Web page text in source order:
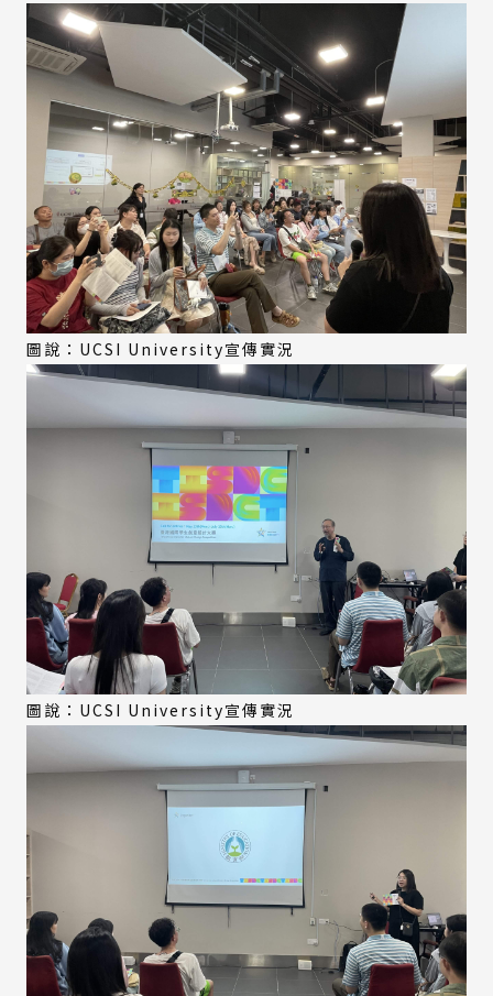
圖說：UCSI University宣傳實況
圖說：UCSI University宣傳實況